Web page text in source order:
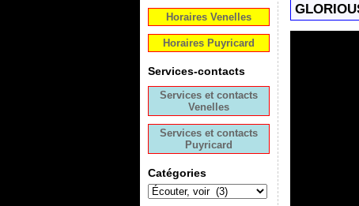
Horaires Venelles
Horaires Puyricard
Services-contacts
Services et contacts
Venelles
Services et contacts
Puyricard
Catégories